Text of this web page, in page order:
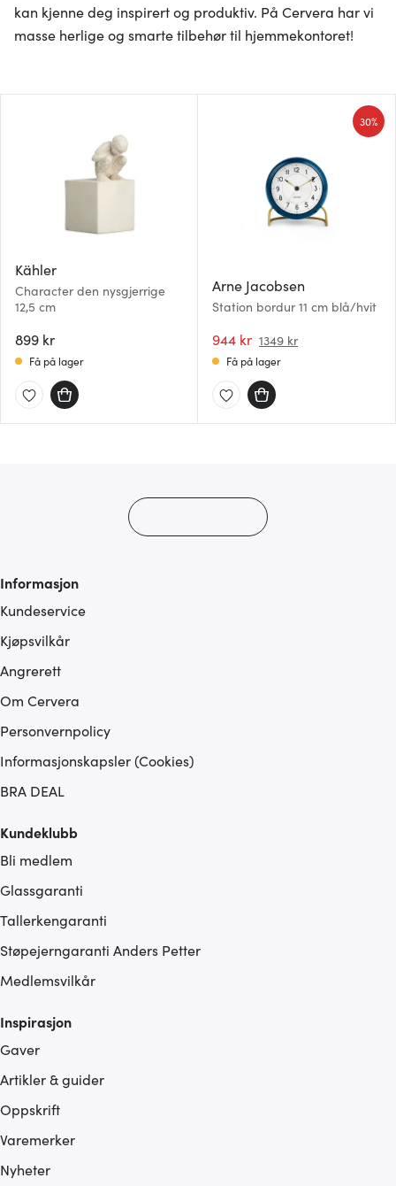
kan kjenne deg inspirert og produktiv. På Cervera har vi
masse herlige og smarte tilbehør til hjemmekontoret!
Kähler
Character den nysgjerrige
12,5 cm
899 kr
Få på lager
Arne Jacobsen
Station bordur 11 cm blå/hvit
944 kr 1349 kr
30%
Få på lager
Informasjon
Kundeservice
Kjøpsvilkår
Angrerett
Om Cervera
Personvernpolicy
Informasjonskapsler (Cookies)
BRA DEAL
Kundeklubb
Bli medlem
Glassgaranti
Tallerkengaranti
Støpejerngaranti Anders Petter
Medlemsvilkår
Inspirasjon
Gaver
Artikler & guider
Oppskrift
Varemerker
Nyheter